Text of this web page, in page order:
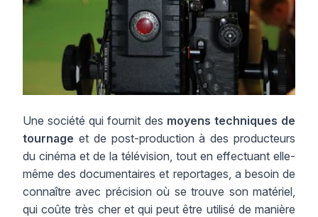
Une société qui fournit des moyens techniques de
tournage et de post-production à des producteurs
du cinéma et de la télévision, tout en effectuant elle-
même des documentaires et reportages, a besoin de
connaître avec précision où se trouve son matériel,
qui coûte très cher et qui peut être utilisé de manière